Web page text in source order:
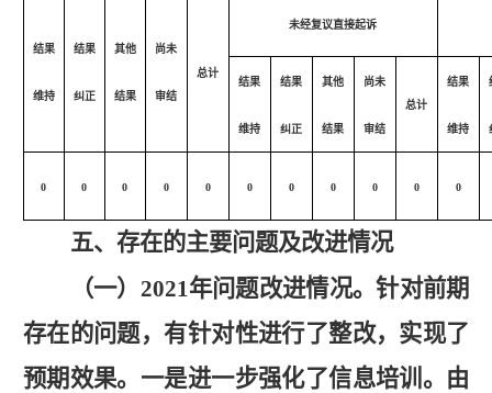
结果
维持
结果
纠正
其他
结果
尚未
审结
总计
未经复议直接起诉
结果
维持
结果
纠正
其他
结果
尚未
审结
总计
结果
维持
0 0 0 0 0 0 0 0 0 0 0
五、存在的主要问题及改进情况
（一） 2021年问题改进情况。针对前期
存在的问题，有针对性进行了整改，实现了
预期效果。一是进一步强化了信息培训。由